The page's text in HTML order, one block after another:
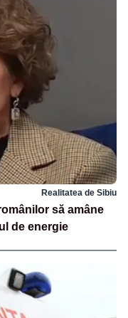
Realitatea de Sibiu
să amâne
de energie